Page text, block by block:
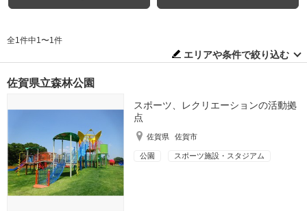
全1件中1〜1件
エリアや条件で絞り込む
佐賀県立森林公園
スポーツ、レクリエーションの活動拠
点
佐賀県 佐賀市
公園 スポーツ施設・スタジアム